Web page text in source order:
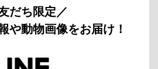
だち限定／
や動物画像をお届け！